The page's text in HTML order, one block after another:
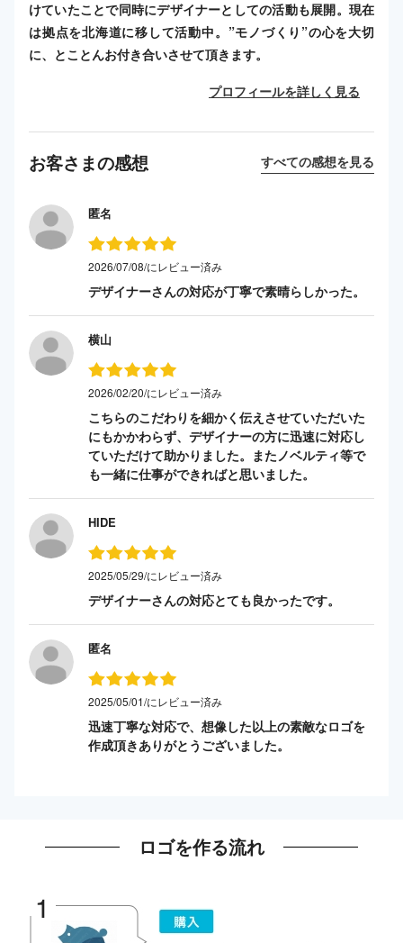
けていたことで同時にデザイナーとしての活動も展開。現在
は拠点を北海道に移して活動中。”モノづくり”の心を大切
に、とことんお付き合いさせて頂きます。
プロフィールを詳しく見る
お客さまの感想 すべての感想を見る
匿名
2026/07/08/にレビュー済み
デザイナーさんの対応が丁寧で素晴らしかった。
横山
2026/02/20/にレビュー済み
こちらのこだわりを細かく伝えさせていただいた
にもかかわらず、デザイナーの方に迅速に対応し
ていただけて助かりました。またノベルティ等で
も一緒に仕事ができればと思いました。
HIDE
2025/05/29/にレビュー済み
デザイナーさんの対応とても良かったです。
匿名
2025/05/01/にレビュー済み
迅速丁寧な対応で、想像した以上の素敵なロゴを
作成頂きありがとうございました。
ロゴを作る流れ